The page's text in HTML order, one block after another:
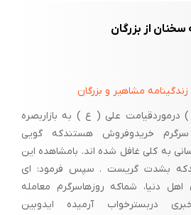
از بزرگان
مشاهیر و بزرگان
علی ( ع ) به بازاربصره
سرگرم خریدوفروش هستندکه گویی
به کلی غافل شده اند. بامشاهده این
بشدت گریست . سپس فرمود: ای
اهل دنیا، شماکه روزهاسرگرم معامله
دربسترخواب آرمیده ایدوبین